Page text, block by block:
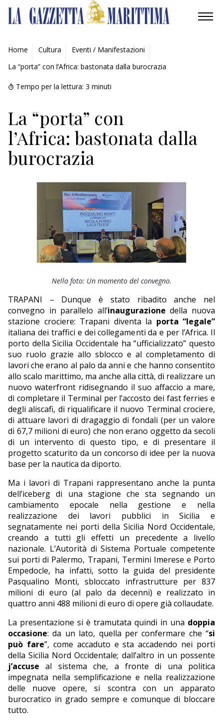
AMBIENTE
MOBILITÀ
INDUSTRIA
RICERCA
ECONOMIA
TURISMO
EDITORIALI
Home Cultura
Eventi / Manifestazioni
La “porta” con l’Africa: bastonata dalla burocrazia
Tempo per la lettura: 3 minuti
La “porta” con
l’Africa: bastonata dalla
burocrazia
Nella foto: Un momento del convegno.
TRAPANI – Dunque è stato ribadito anche nel
convegno in parallelo all’inaugurazione della nuova
stazione crociere: Trapani diventa la porta “legale”
italiana dei traffici e dei collegamenti da e per l’Africa. Il
porto della Sicilia Occidentale ha “ufficializzato” questo
suo ruolo grazie allo sblocco e al completamento di
lavori che erano al palo da anni e che hanno consentito
allo scalo marittimo, ma anche alla città, di realizzare un
nuovo waterfront ridisegnando il suo affaccio a mare,
di completare il Terminal per l’accosto dei fast ferries e
degli aliscafi, di riqualificare il nuovo Terminal crociere,
di attuare lavori di dragaggio di fondali (per un valore
di 67,7 milioni di euro) che non erano oggetto da secoli
di un intervento di questo tipo, e di presentare il
progetto scaturito da un concorso di idee per la nuova
base per la nautica da diporto.
Ma i lavori di Trapani rappresentano anche la punta
dell’iceberg di una stagione che sta segnando un
cambiamento epocale nella gestione e nella
realizzazione dei lavori pubblici in Sicilia e
segnatamente nei porti della Sicilia Nord Occidentale,
creando a tutti gli effetti un precedente a livello
nazionale. L’Autorità di Sistema Portuale competente
sui porti di Palermo, Trapani, Termini Imerese e Porto
Empedocle, ha infatti, sotto la guida del presidente
Pasqualino Monti, sbloccato infrastrutture per 837
milioni di euro (al palo da decenni) e realizzato in
quattro anni 488 milioni di euro di opere già collaudate.
La presentazione si è tramutata quindi in una doppia
occasione: da un lato, quella per confermare che “si
può fare”, come accaduto e sta accadendo nei porti
della Sicilia Nord Occidentale; dall’altro in un possente
j’accuse al sistema che, a fronte di una politica
impegnata nella semplificazione e nella realizzazione
delle nuove opere, si scontra con un apparato
burocratico in grado sempre e comunque di bloccare
tutto.